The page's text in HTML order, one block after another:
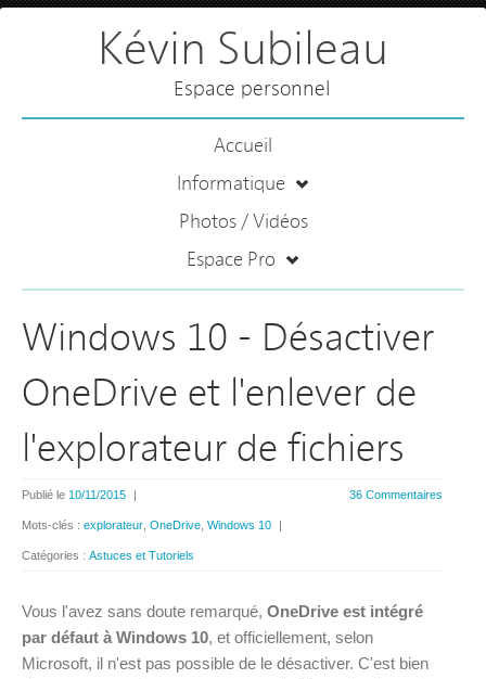
Kévin Subileau
Espace personnel
Accueil
Informatique
Photos / Vidéos
Espace Pro
Windows 10 - Désactiver
OneDrive et l'enlever de
l'explorateur de fichiers
36 Commentaires
Publié le 10/11/2015 |
Mots-clés : explorateur OneDrive Windows 10 |
Catégories : Astuces et Tutoriels
Vous l'avez sans doute remarqué, OneDrive est intégré
par défaut à Windows 10, et officiellement, selon
Microsoft, il n'est pas possible de le désactiver. C'est bien